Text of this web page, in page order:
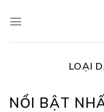
LOẠI
NỔI BẬT